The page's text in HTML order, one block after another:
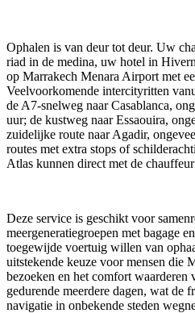
Ophalen is van deur tot deur. Uw
riad in de medina, uw hotel in
op Marrakech Menara Airport met
Veelvoorkomende intercityritten
de A7-snelweg naar Casablanca,
uur; de kustweg naar Essaouira,
zuidelijke route naar Agadir,
routes met extra stops of
Atlas kunnen direct met de
Deze service is geschikt voor
meergeneratiegroepen met bagage
toegewijde voertuig willen van
uitstekende keuze voor mensen die
bezoeken en het comfort waarderen
gedurende meerdere dagen, wat de
navigatie in onbekende steden